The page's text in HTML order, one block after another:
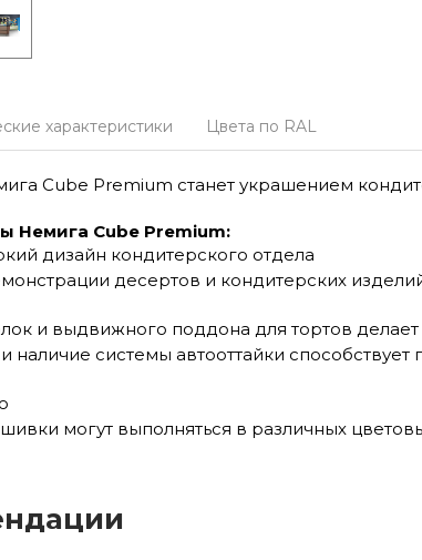
характеристики Цвета по RAL
Cube Premium станет украшением
Немига Cube Premium:
дизайн кондитерского отдела
десертов и кондитерских
и выдвижного поддона для тортов
системы автооттайки
могут выполняться в различных